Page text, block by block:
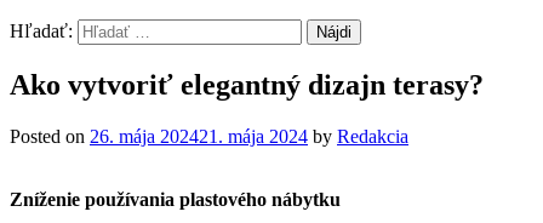
Hľadať:
Ako vytvoriť elegantný dizajn terasy?
Posted on 26. mája 202421. mája 2024 by Redakcia
Zníženie používania plastového nábytku